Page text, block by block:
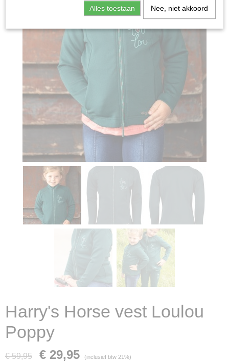
Harry's Horse vest Loulou
Poppy
€ 59,95 € 29,95 (inclusief btw 21%)
Alles toestaan Nee, niet akkoord